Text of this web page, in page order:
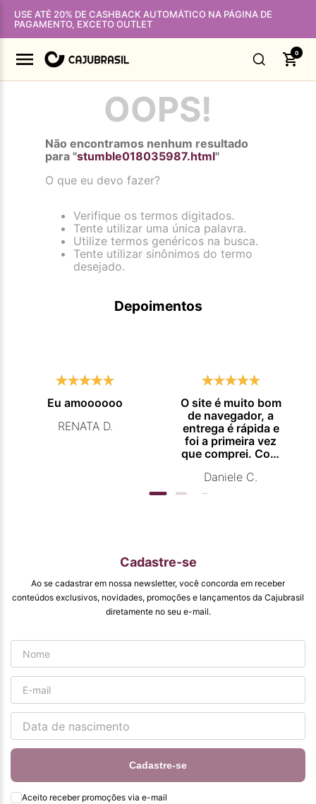
USE ATÉ 20% DE CASHBACK AUTOMÁTICO NA PÁGINA DE
PAGAMENTO, EXCETO OUTLET
0
OOPS!
Não encontramos nenhum resultado
para "stumble018035987.html"
O que eu devo fazer?
Verifique os termos digitados.
Tente utilizar uma única palavra.
Utilize termos genéricos na busca.
Tente utilizar sinônimos do termo
desejado.
Depoimentos
Eu amoooooo
RENATA D.
O site é muito bom
de navegador, a
entrega é rápida e
foi a primeira vez
que comprei. Com
comprar
novamente.
Daniele C.
Cadastre-se
Ao se cadastrar em nossa newsletter, você concorda em receber
conteúdos exclusivos, novidades, promoções e lançamentos da Cajubrasil
diretamente no seu e-mail.
Cadastre-se
Aceito receber promoções via e-mail